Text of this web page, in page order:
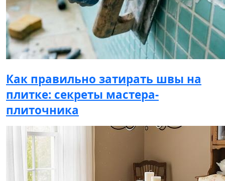
Как правильно затирать швы на
плитке: секреты мастера-
плиточника